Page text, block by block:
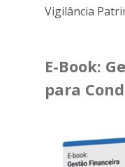
Vigilância
E-Book:
para